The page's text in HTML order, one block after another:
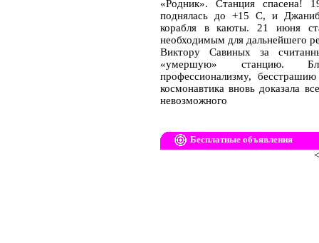
«Родник». Станция спасена!
поднялась до +15 С, и
корабля в каюты. 21 июня
необходимым для дальнейшего
Виктору Савиных за
«умершую» станцию.
профессионализму,
космонавтика вновь доказала
невозможного
Бесплатные объявления